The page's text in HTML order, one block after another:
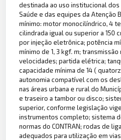
destinada ao uso institucional dos
Saúde e das equipes da Atenção
mínimo: motor monocilíndrico, 4
cilindrada igual ou superior a 150
por injeção eletrônica; potência
mínimo de 1, 3 kgf. m;
velocidades; partida elétrica;
capacidade mínima de 14 (
autonomia compatível com os
nas áreas urbana e rural do
e traseiro a tambor ou disco;
superior, conforme legislação
instrumentos completo; sistema
normas do CONTRAN; rodas de
adequados para utilização em